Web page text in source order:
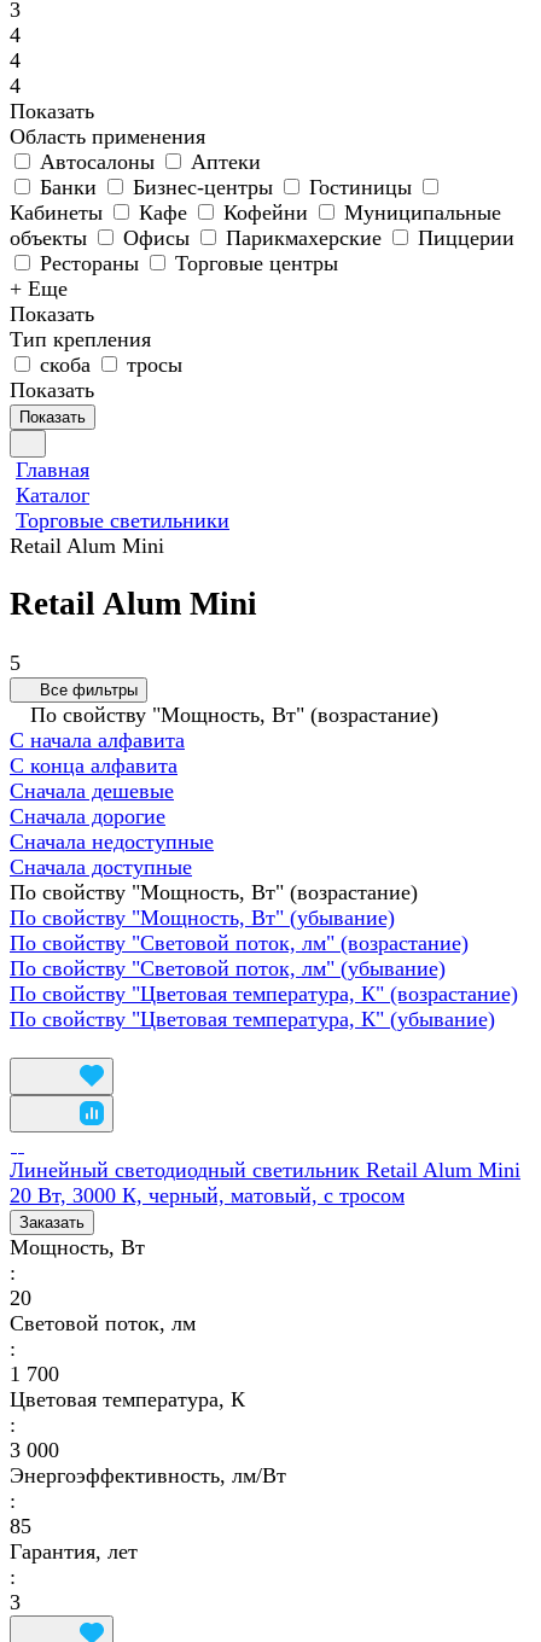
3
4
4
4
Показать
Область применения
Автосалоны
Аптеки
Банки
Бизнес-центры
Гостиницы
Кабинеты
Кафе Кофейни
Муниципальные
объекты
Офисы Парикмахерские
Пиццерии
Рестораны
Торговые центры
+ Еще
Показать
Тип крепления
скоба
тросы
Показать
Показать
Главная
Каталог
Торговые светильники
Retail Alum Mini
Retail Alum Mini
5
Все фильтры
По свойству "Мощность, Вт" (возрастание)
С начала алфавита
С конца алфавита
Сначала дешевые
Сначала дорогие
Сначала недоступные
Сначала доступные
По свойству "Мощность, Вт" (возрастание)
По свойству "Мощность, Вт" (убывание)
По свойству "Световой поток, лм" (возрастание)
По свойству "Световой поток, лм" (убывание)
По свойству "Цветовая температура, К" (возрастание)
По свойству "Цветовая температура, К" (убывание)
Линейный светодиодный светильник Retail Alum Mini
20 Вт, 3000 К, черный, матовый, с тросом
Заказать
Мощность, Вт
:
20
Световой поток, лм
:
1 700
Цветовая температура, К
:
3 000
Энергоэффективность, лм/Вт
:
85
Гарантия, лет
:
3